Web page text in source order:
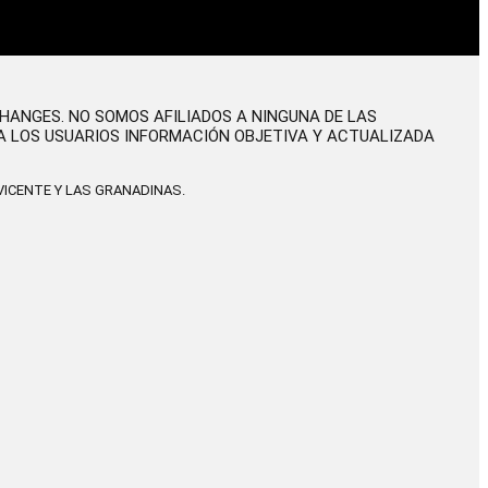
NO SOMOS AFILIADOS A NINGUNA DE LAS
LOS USUARIOS INFORMACIÓN OBJETIVA Y ACTUALIZADA
Y LAS GRANADINAS.